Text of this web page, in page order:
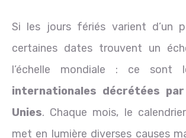
Si les jours fériés varient d’un
certaines dates trouvent un
l’échelle mondiale : ce sont
internationales décrétées
Unies. Chaque mois, le
met en lumière diverses causes